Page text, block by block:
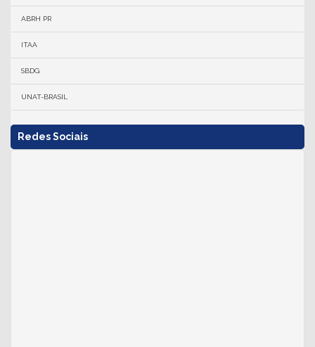
ABRH PR
ITAA
SBDG
UNAT-BRASIL
Redes Sociais